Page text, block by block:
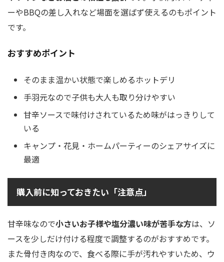
ーやBBQの差し入れなど場面を選ばず使えるのもポイント
です。
おすすめポイント
そのまま温かい状態で楽しめるホットデリ
手羽元なので子供も大人も取り分けやすい
甘辛ソースで味付けされているため味がはっきりして
いる
キャンプ・花見・ホームパーティーのシェアサイズに
最適
購入前に知っておきたい「注意点」
甘辛味なので小さいお子様や塩分濃い味が苦手な方は、ソ
ースを少しだけ付ける程度で調整するのがおすすめです。
また骨付き肉なので、食べる際に手が汚れやすいため、ウ